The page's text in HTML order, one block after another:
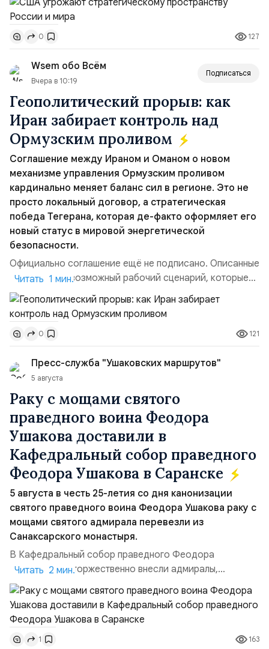
совместных с флотом США запусков крылатых ракет
Томагавк.«Япония отбросила обманчивую видимость
„исключительно оборонительной страны“ и выносит
вопрос о собственном ядерном вооружении на
всеобщее обозрение, одновреме...
0 127
Wsem обо Всём
Вчера в 10:19
Подписаться
Геополитический прорыв: как
Иран забирает контроль над
Ормузским проливом
Соглашение между Ираном и Оманом о новом
механизме управления Ормузским проливом
кардинально меняет баланс сил в регионе. Это не
просто локальный договор, а стратегическая
победа Тегерана, которая де-факто оформляет его
новый статус в мировой энергетической
безопасности.
Официально соглашение ещё не подписано. Описанные
пункты — это возможный рабочий сценарий, которые
скорее всего будут реализованы.Разбираем ключевые
тезисы и последствия этого соглашения:. 1. Новые
доли контроля (75 на 25). Было: Ранее Иран и Оман
контролировали пролив на паритетных началах —
50/50. Стало: Новое соглашение закрепляет за
Ираном...
Читать 1 мин.
0 121
Пресс-служба "Ушаковских маршрутов"
5 августа
Раку с мощами святого
праведного воина Феодора
Ушакова доставили в
Кафедральный собор праведного
Феодора Ушакова в Саранске
5 августа в честь 25-летия со дня канонизации
святого праведного воина Феодора Ушакова раку с
мощами святого адмирала перевезли из
Санаксарского монастыря.
В Кафедральный собор праведного Феодора
Ушакова раку торжественно внесли адмиралы,
участвовавшие в канонизации святого праведного
воина Феодора Ушакова 25 лет назад:Адмирал
Владимир Прокофьевич Валуев, командующий
Балтийским флотом ВМФ России (2001–2006
гг.);Адмирал Владимир Петрович Комоедов,
Читать 2 мин.
1 163